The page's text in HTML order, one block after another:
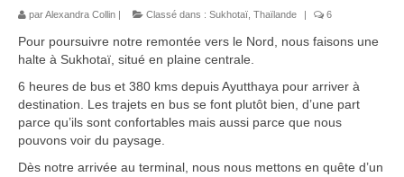
Les articles du Vietnam
Cambodge
Carte du Cambodge
Cambodge – Infos
parAlexandra Collin | Classé dans : Sukhotaï Thaïlande | 6
Pour poursuivre notre remontée vers le Nord, nous faisons une
halte à Sukhotaï, situé en plaine centrale.
6 heures de bus et 380 kms depuis Ayutthaya pour arriver à
destination. Les trajets en bus se font plutôt bien, d’une part
parce qu’ils sont confortables mais aussi parce que nous
pouvons voir du paysage.
Dès notre arrivée au terminal, nous nous mettons en quête d’un